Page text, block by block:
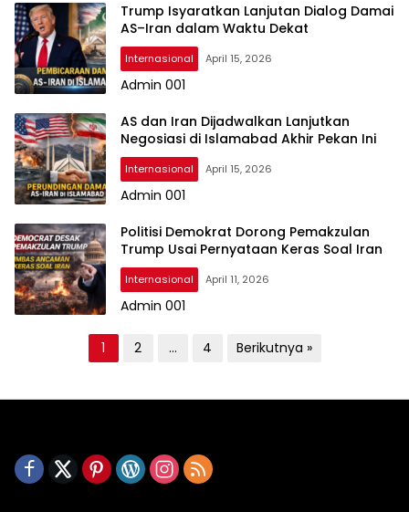
Trump Isyaratkan Lanjutan Dialog Damai
AS–Iran dalam Waktu Dekat
Internasional April 15, 2026
Admin 001
AS dan Iran Dijadwalkan Lanjutkan
Negosiasi di Islamabad Akhir Pekan Ini
Internasional April 15, 2026
Admin 001
Politisi Demokrat Dorong Pemakzulan
Trump Usai Pernyataan Keras Soal Iran
Internasional April 11, 2026
Admin 001
g
n
a
1 2 … 4 Berikutnya »